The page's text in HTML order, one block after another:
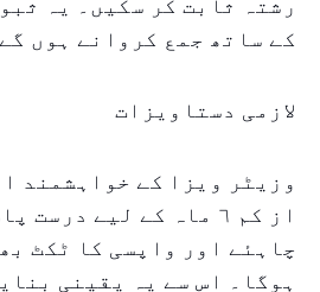
رشتہ ثابت کر سکیں۔ یہ
کے ساتھ جمع کروانے ہوں
لازمی دستاویزات
وزیٹر ویزا کے خواہشمند
از کم ٦ ماہ کے لیے
چاہئے اور واپسی کا ٹکٹ
ہوگا۔ اس سے یہ یقینی